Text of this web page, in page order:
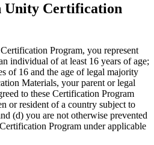
Unity Certification
Program, you represent
individual of at least 16 years of age;
of 16 and the age of legal majority
Materials, your parent or legal
to these Certification Program
or resident of a country subject to
(d) you are not otherwise prevented
Program under applicable